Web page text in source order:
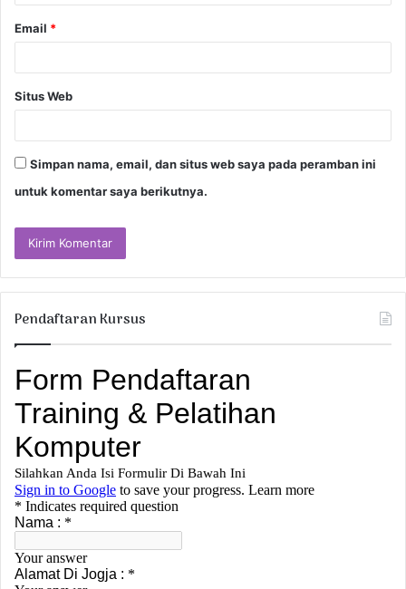
Email *
Situs Web
Simpan nama, email, dan situs web saya pada peramban ini
untuk komentar saya berikutnya.
Pendaftaran Kursus